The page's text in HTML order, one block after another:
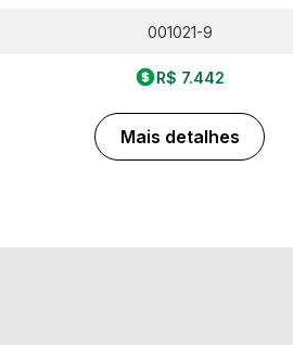
001021-9
R$ 7.442
Mais detalhes